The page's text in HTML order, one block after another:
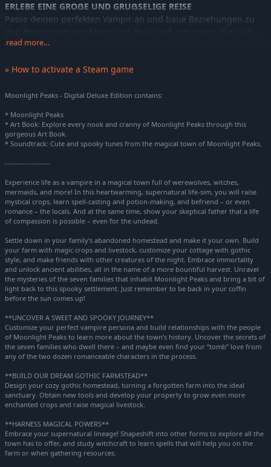
ERLEBE EINE GROẞE UND GRUẞSELIGE REISE
Passe deinen perfekten Vampir an und baue Beziehungen zu
Geschichte des Dorfs zu erfahren. Enthülle die Geheimnisse der
unterdessen sogar deine „Grabliebe“ in einer der zwei dutzend
Gestalte dein gemütliches gotisches Zuhause und verwandle
eine vergessene Farm in den idealen Rückzugsort. Erhalte neue
Werkzeuge und entwickle dein Grundstück, um noch mehr
SETZE MAGISCHE KRÄFTE EIN
Nimm dein übernatürliches Erbe an! Verwandle dich in andere
Formen, um alles zu erkunden, was das Dorf zu bieten hat.
Studiere die Hexenkunst, um Zaubersprüche zu lernen, die dir
auf der Farm oder beim Sammeln von Ressourcen helfen.
GENIEẞE EINE FINSTERE AUSZEIT
Abseits der Farm kannst du beim Angeln, Zutaten sammeln und
Brauen von Tränken Spaß haben, zusammen mit weiteren
Beschäftigungen wie Sticken, Blumenbinden und mehr. Du
kannst sogar Karten für das Lieblingsspiel des Dorfs sammeln –
Nokturna –, um gegen andere Bewohner zu spielen.
read more…
» How to activate a Steam game
Moonlight Peaks - Digital Deluxe Edition contains:
* Moonlight Peaks
* Art Book: Explore every nook and cranny of Moonlight Peaks through this
gorgeous Art Book.
* Soundtrack: Cute and spooky tunes from the magical town of Moonlight Peaks.
-------------------
Experience life as a vampire in a magical town full of werewolves, witches,
mermaids, and more! In this heartwarming, supernatural life-sim, you will raise
mystical crops, learn spell-casting and potion-making, and befriend – or even
romance – the locals. And at the same time, show your skeptical father that a life
of compassion is possible – even for the undead.
Settle down in your family’s abandoned homestead and make it your own. Build
your farm with magic crops and livestock, customize your cottage with gothic
style, and make friends with other creatures of the night. Embrace immortality
and unlock ancient abilities, all in the name of a more bountiful harvest. Unravel
the mysteries of the seven families that inhabit Moonlight Peaks and bring a bit of
light back to this spooky settlement. Just remember to be back in your coffin
before the sun comes up!
**UNCOVER A SWEET AND SPOOKY JOURNEY**
Customize your perfect vampire persona and build relationships with the people
of Moonlight Peaks to learn more about the town’s history. Uncover the secrets of
the seven families who dwell there – and maybe even find your “tomb” love from
any of the two dozen romanceable characters in the process.
**BUILD OUR DREAM GOTHIC FARMSTEAD**
Design your cozy gothic homestead, turning a forgotten farm into the ideal
sanctuary. Obtain new tools and develop your property to grow even more
enchanted crops and raise magical livestock.
**HARNESS MAGICAL POWERS**
Embrace your supernatural lineage! Shapeshift into other forms to explore all the
town has to offer, and study witchcraft to learn spells that will help you on the
farm or when gathering resources.